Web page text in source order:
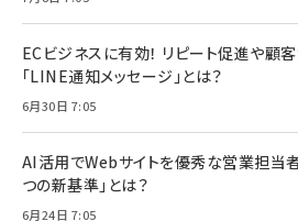
ECビジネスに有効！ リピート促進や顧
「LINE通知メッセージ」とは？
6月30日 7:05
AI活用でWebサイトを優秀な営業担当
つの新基準」とは？
6月24日 7:05